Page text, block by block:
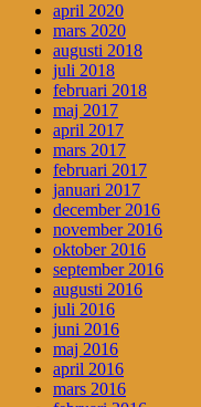
april 2020
mars 2020
augusti 2018
juli 2018
februari 2018
maj 2017
april 2017
mars 2017
februari 2017
januari 2017
december 2016
november 2016
oktober 2016
september 2016
augusti 2016
juli 2016
juni 2016
maj 2016
april 2016
mars 2016